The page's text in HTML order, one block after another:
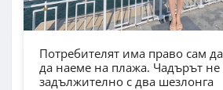
Потребителят има право сам
да наеме на плажа. Чадърът
задължително с два шезлонга